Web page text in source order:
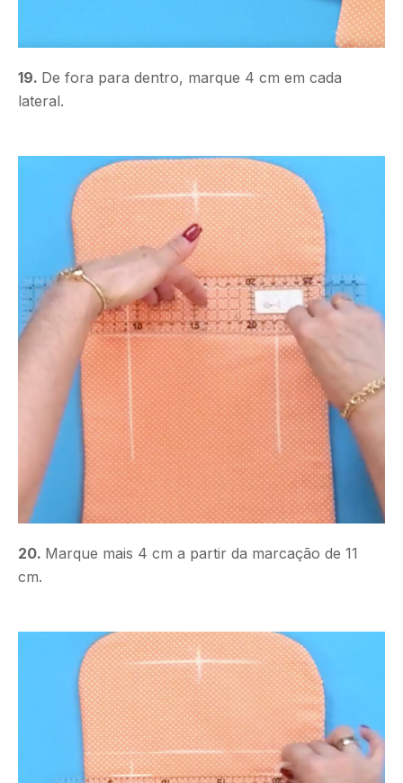
19. De fora para dentro, marque 4 cm em cada
lateral.
20. Marque mais 4 cm a partir da marcação de 11
cm.